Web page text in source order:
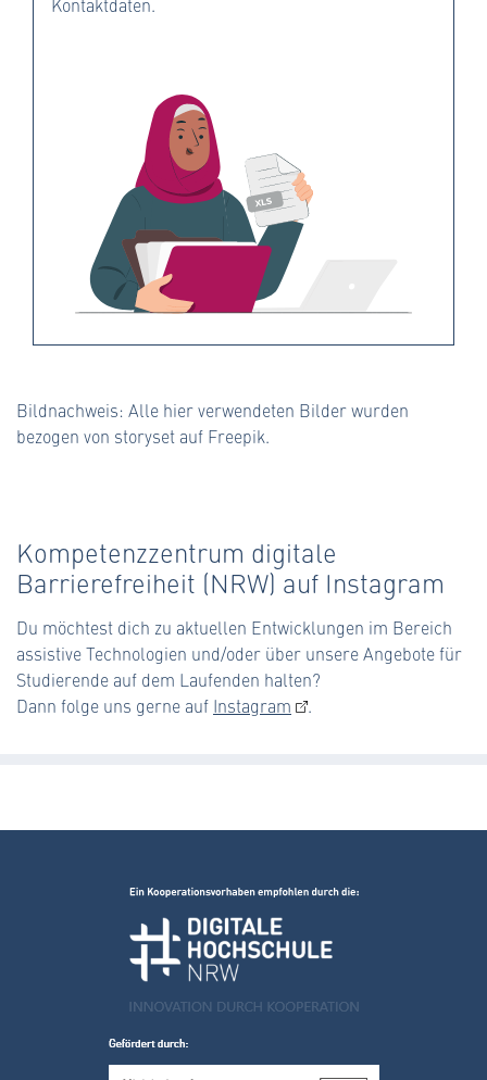
Kontaktdaten.
Bildnachweis: Alle hier verwendeten Bilder wurden
bezogen von storyset auf Freepik.
Kompetenzzentrum digitale
Barrierefreiheit (NRW) auf Instagram
Du möchtest dich zu aktuellen Entwicklungen im Bereich
assistive Technologien und/oder über unsere Angebote für
Studierende auf dem Laufenden halten?
Dann folge uns gerne auf Instagram .